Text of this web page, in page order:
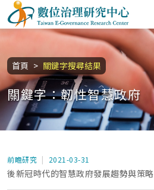
跳到主要內容區塊
數位治理研究中心
首頁 關鍵字搜尋結果
:::
關鍵字：韌性智慧政府
前瞻研究 2021-03-31
後新冠時代的智慧政府發展趨勢與策略